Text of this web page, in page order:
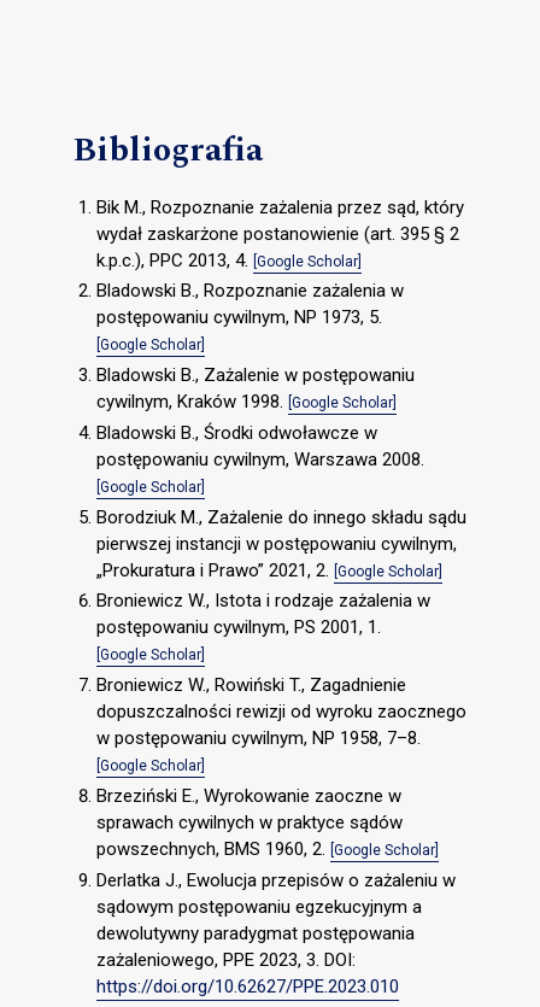
Bibliografia
Bik M., Rozpoznanie zażalenia przez sąd, który
wydał zaskarżone postanowienie (art. 395 § 2
k.p.c.), PPC 2013, 4. [Google Scholar]
Bladowski B., Rozpoznanie zażalenia w
postępowaniu cywilnym, NP 1973, 5.
[Google Scholar]
Bladowski B., Zażalenie w postępowaniu
cywilnym, Kraków 1998. [Google Scholar]
Bladowski B., Środki odwoławcze w
postępowaniu cywilnym, Warszawa 2008.
[Google Scholar]
Borodziuk M., Zażalenie do innego składu sądu
pierwszej instancji w postępowaniu cywilnym,
„Prokuratura i Prawo” 2021, 2. [Google Scholar]
Broniewicz W., Istota i rodzaje zażalenia w
postępowaniu cywilnym, PS 2001, 1.
[Google Scholar]
Broniewicz W., Rowiński T., Zagadnienie
dopuszczalności rewizji od wyroku zaocznego
w postępowaniu cywilnym, NP 1958, 7–8.
[Google Scholar]
Brzeziński E., Wyrokowanie zaoczne w
sprawach cywilnych w praktyce sądów
powszechnych, BMS 1960, 2. [Google Scholar]
Derlatka J., Ewolucja przepisów o zażaleniu w
sądowym postępowaniu egzekucyjnym a
dewolutywny paradygmat postępowania
zażaleniowego, PPE 2023, 3. DOI:
https://doi.org/10.62627/PPE.2023.010